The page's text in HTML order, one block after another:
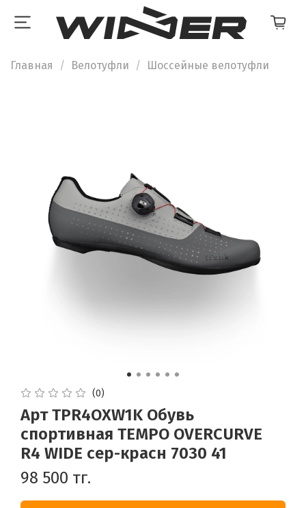
Главная Велотуфли Шоссейные велотуфли
(0)
Арт TPR4OXW1K Обувь
спортивная TEMPO OVERCURVE
R4 WIDE сер-красн 7030 41
98 500 тг.